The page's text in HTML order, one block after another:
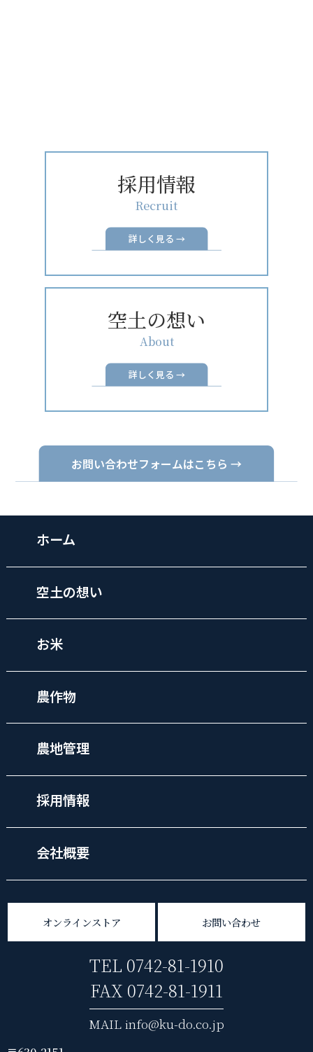
採用情報
Recruit
詳しく見る →
空土の想い
About
詳しく見る →
お問い合わせフォームはこちら →
ホーム
空土の想い
お米
農作物
農地管理
採用情報
会社概要
TEL 0742-81-1910
FAX 0742-81-1911
MAIL info@ku-do.co.jp
オンラインストア お問い合わせ